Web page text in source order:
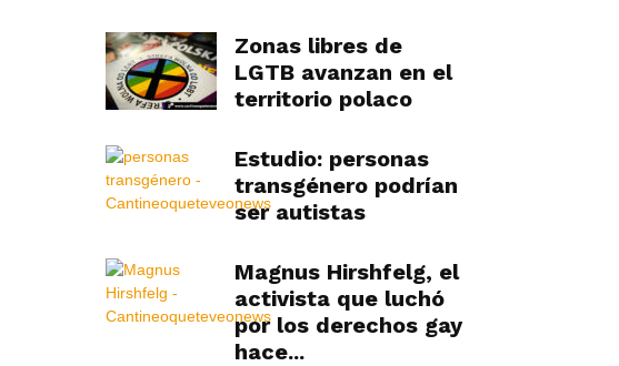
Zonas libres de
LGTB avanzan en el
territorio polaco
Estudio: personas
transgénero podrían
ser autistas
Magnus Hirshfelg, el
activista que luchó
por los derechos gay
hace...